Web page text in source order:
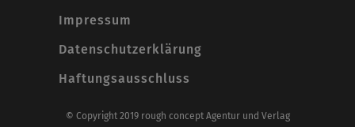
Impressum
Datenschutzerklärung
Haftungsausschluss
© Copyright 2019 rough concept Agentur und Verlag